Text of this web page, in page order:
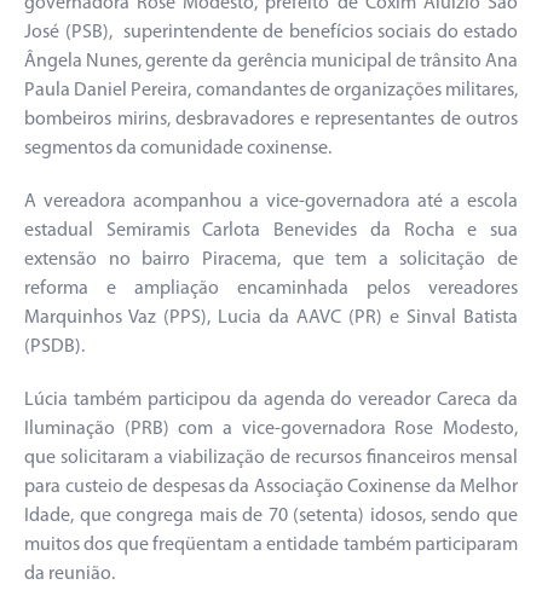
José (PSB), superintendente de benefícios sociais do estado
Ângela Nunes, gerente da gerência municipal de trânsito Ana
Paula Daniel Pereira, comandantes de organizações militares,
bombeiros mirins, desbravadores e representantes de outros
segmentos da comunidade coxinense.
A vereadora acompanhou a vice-governadora até a escola
estadual Semiramis Carlota Benevides da Rocha e sua
extensão no bairro Piracema, que tem a solicitação de
reforma e ampliação encaminhada pelos vereadores
Marquinhos Vaz (PPS), Lucia da AAVC (PR) e Sinval Batista
(PSDB).
Lúcia também participou da agenda do vereador Careca da
Iluminação (PRB) com a vice-governadora Rose Modesto,
que solicitaram a viabilização de recursos financeiros mensal
para custeio de despesas da Associação Coxinense da Melhor
Idade, que congrega mais de 70 (setenta) idosos, sendo que
muitos dos que freqüentam a entidade também participaram
da reunião.